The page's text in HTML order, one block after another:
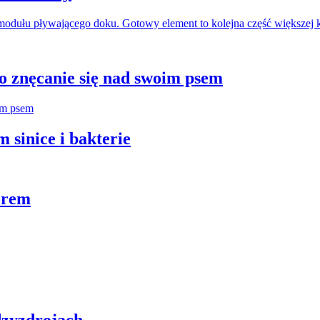
pływającego doku. Gotowy element to kolejna część
się nad swoim psem
sinice i bakterie